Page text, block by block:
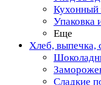
Кухонный
Упаковка
Еще
Хлеб, выпечка,
Сладкие